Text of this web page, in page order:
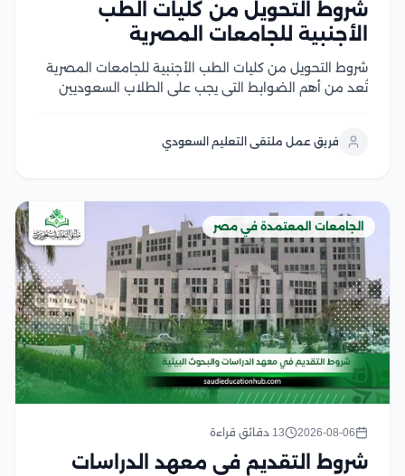
شروط التحويل من كليات الطب
الأجنبية للجامعات المصرية
شروط التحويل من كليات الطب الأجنبية للجامعات المصرية
تُعد من أهم الضوابط التي يجب على الطلاب السعوديين
الأكاديمية والإدارية، مثل الاعتراف بالجامعة المحول منها
فريق عمل ملتقى التعليم السعودي
الجامعات المعتمدة في مصر
2026-08-06 13 دقائق قراءة
شروط التقديم في معهد الدراسات